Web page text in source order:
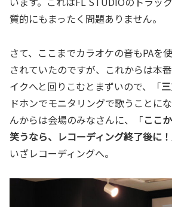
質的にもまったく問題ありません。
さて、ここまでカラオケの音もPAを
されていたのですが、これからは本
イクへと回りこむとまずいので、「
ドホンでモニタリングで歌うことに
んからは会場のみなさんに、「ここ
笑うなら、レコーディング終了後に！
いざレコーディングへ。